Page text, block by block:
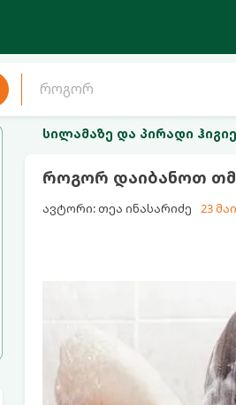
სილამაზე და პირადი
როგორ დაიბანოთ
ავტორი: თეა ინასარიძე 23